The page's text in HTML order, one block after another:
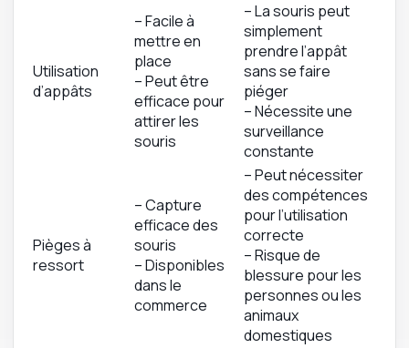
Utilisation
d’appâts
– Facile à
mettre en
place
– Peut être
efficace pour
attirer les
souris
– La souris peut
simplement
prendre l’appât
sans se faire
piéger
– Nécessite une
surveillance
constante
Pièges à
ressort
– Capture
efficace des
souris
– Disponibles
dans le
commerce
– Peut nécessiter
des compétences
pour l’utilisation
correcte
– Risque de
blessure pour les
personnes ou les
animaux
domestiques